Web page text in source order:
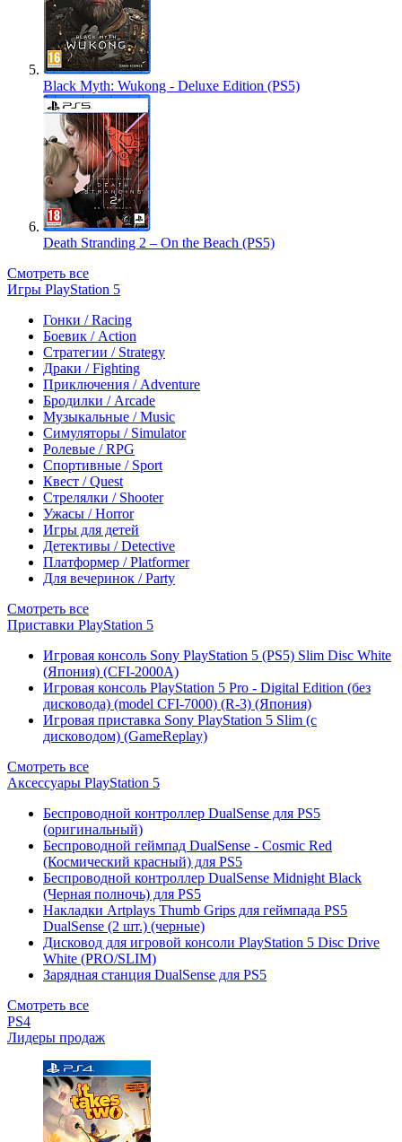
Black Myth: Wukong - Deluxe Edition (PS5)
Death Stranding 2 – On the Beach (PS5)
Смотреть все
Игры PlayStation 5
Гонки / Racing
Боевик / Action
Стратегии / Strategy
Драки / Fighting
Приключения / Adventure
Бродилки / Arcade
Музыкальные / Music
Симуляторы / Simulator
Ролевые / RPG
Спортивные / Sport
Квест / Quest
Стрелялки / Shooter
Ужасы / Horror
Игры для детей
Детективы / Detective
Платформер / Platformer
Для вечеринок / Party
Смотреть все
Приставки PlayStation 5
Игровая консоль Sony PlayStation 5 (PS5) Slim Disc White
(Япония) (CFI-2000A)
Игровая консоль PlayStation 5 Pro - Digital Edition (без
дисковода) (model CFI-7000) (R-3) (Япония)
Игровая приставка Sony PlayStation 5 Slim (с
дисководом) (GameReplay)
Смотреть все
Аксессуары PlayStation 5
Беспроводной контроллер DualSense для PS5
(оригинальный)
Беспроводной геймпад DualSense - Cosmic Red
(Космический красный) для PS5
Беспроводной контроллер DualSense Midnight Black
(Черная полночь) для PS5
Накладки Artplays Thumb Grips для геймпада PS5
DualSense (2 шт.) (черные)
Дисковод для игровой консоли PlayStation 5 Disc Drive
White (PRO/SLIM)
Зарядная станция DualSense для PS5
Смотреть все
PS4
Лидеры продаж